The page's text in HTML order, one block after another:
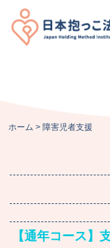
content
ホーム > 障害児者支援
【通年コース】